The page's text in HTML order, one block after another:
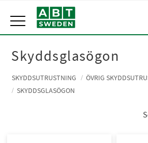
Meny
Skyddsglasögon
SKYDDSUTRUSTNING
ÖVRIG
SKYDDSGLASÖGON
Välj sortering